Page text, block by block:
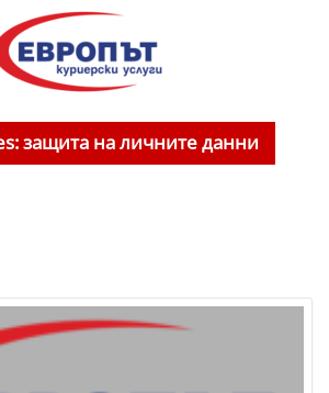
защита на личните данни